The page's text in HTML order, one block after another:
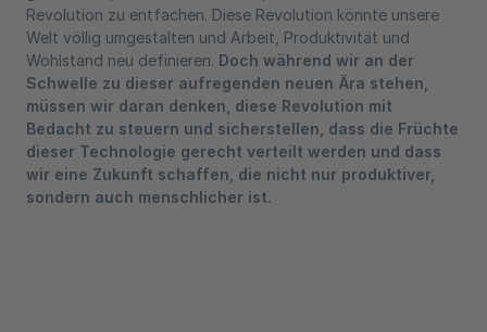
Revolution zu entfachen. Diese Revolution könnte unsere
Welt völlig umgestalten und Arbeit, Produktivität und
Wohlstand neu definieren. Doch während wir an der
Schwelle zu dieser aufregenden neuen Ära stehen,
müssen wir daran denken, diese Revolution mit
Bedacht zu steuern und sicherstellen, dass die Früchte
dieser Technologie gerecht verteilt werden und dass
wir eine Zukunft schaffen, die nicht nur produktiver,
sondern auch menschlicher ist.